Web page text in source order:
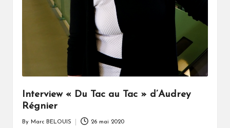
Interview « Du Tac au Tac » d’Audrey
Régnier
By Marc BELOUIS 26 mai 2020